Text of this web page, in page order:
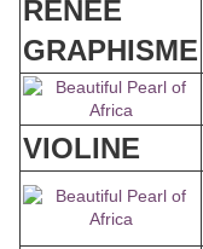
RENÉE
GRAPHISME
VIOLINE